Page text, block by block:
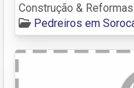
Construção &
Pedreiros em